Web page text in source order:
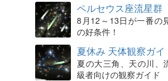
ペルセウス座流星群
8月12～13日が一番の
の好条件！
夏休み 天体観察ガイ
夏の大三角、天の川、
級者向けの観察ガイド